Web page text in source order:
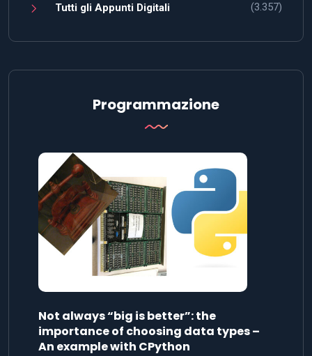
Tutti gli Appunti Digitali (3.357)
Programmazione
Not always “big is better”: the
importance of choosing data types –
An example with CPython